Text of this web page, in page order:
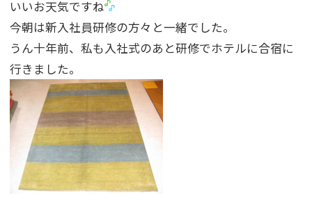
いいお天気ですね
今朝は新入社員研修の方々と一緒でした。
うん十年前、私も入社式のあと研修でホテルに合宿に
行きました。